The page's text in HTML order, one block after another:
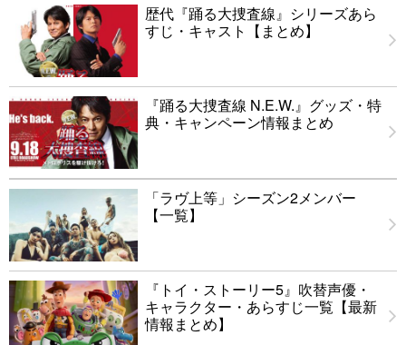
歴代『踊る大捜査線』シリーズあら
すじ・キャスト【まとめ】
『踊る大捜査線 N.E.W.』グッズ・特
典・キャンペーン情報まとめ
「ラヴ上等」シーズン2メンバー
【一覧】
『トイ・ストーリー5』吹替声優・
キャラクター・あらすじ一覧【最新
情報まとめ】